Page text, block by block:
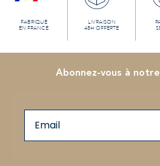
FABRIQUÉ
EN FRANCE
LIVRAISON
48H OFFERTE
Abonnez-vous à